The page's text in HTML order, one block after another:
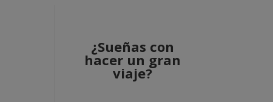
¿Sueñas con
hacer un gran
viaje?